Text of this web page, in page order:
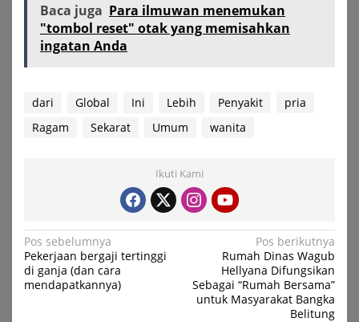
Baca juga Para ilmuwan menemukan
"tombol reset" otak yang memisahkan
ingatan Anda
dari Global Ini Lebih Penyakit
pria
Ragam
Sekarat Umum wanita
Ikuti Kami
Navigasi
pos
Pos sebelumnya
Pekerjaan bergaji tertinggi
di ganja (dan cara
mendapatkannya)
Pos berikutnya
Rumah Dinas Wagub
Hellyana Difungsikan
Sebagai “Rumah Bersama”
untuk Masyarakat Bangka
Belitung